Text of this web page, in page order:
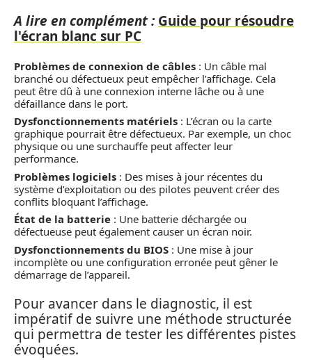
A lire en complément : Guide pour résoudre
l'écran blanc sur PC
Problèmes de connexion de câbles : Un câble mal
branché ou défectueux peut empêcher l’affichage. Cela
peut être dû à une connexion interne lâche ou à une
défaillance dans le port.
Dysfonctionnements matériels : L’écran ou la carte
graphique pourrait être défectueux. Par exemple, un choc
physique ou une surchauffe peut affecter leur
performance.
Problèmes logiciels : Des mises à jour récentes du
système d’exploitation ou des pilotes peuvent créer des
conflits bloquant l’affichage.
État de la batterie : Une batterie déchargée ou
défectueuse peut également causer un écran noir.
Dysfonctionnements du BIOS : Une mise à jour
incomplète ou une configuration erronée peut gêner le
démarrage de l’appareil.
Pour avancer dans le diagnostic, il est
impératif de suivre une méthode structurée
qui permettra de tester les différentes pistes
évoquées.